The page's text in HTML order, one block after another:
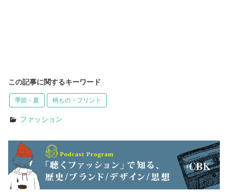
この記事に関するキーワード
季節・夏 柄もの・プリント
ファッション